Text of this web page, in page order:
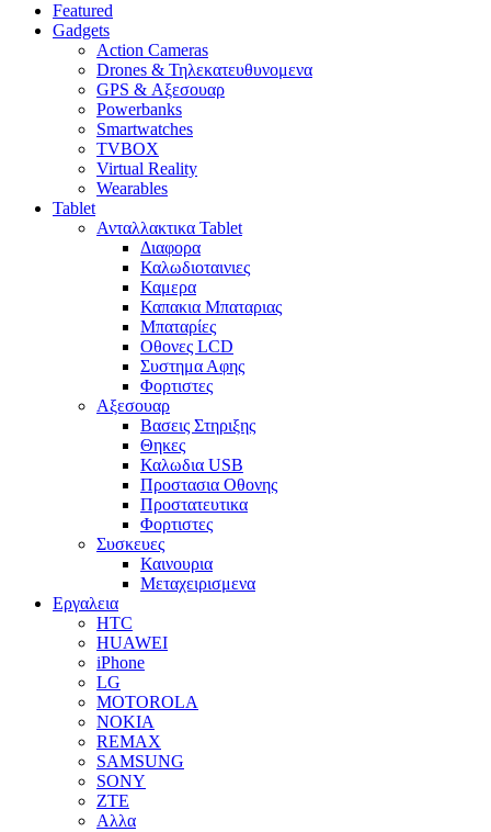
Featured
Gadgets
Action Cameras
Drones & Τηλεκατευθυνομενα
GPS & Αξεσουαρ
Powerbanks
Smartwatches
TVBOX
Virtual Reality
Wearables
Tablet
Ανταλλακτικα Tablet
Διαφορα
Καλωδιοταινιες
Καμερα
Καπακια Μπαταριας
Μπαταρίες
Οθονες LCD
Συστημα Αφης
Φορτιστες
Αξεσουαρ
Βασεις Στηριξης
Θηκες
Καλωδια USB
Προστασια Οθονης
Προστατευτικα
Φορτιστες
Συσκευες
Καινουρια
Μεταχειρισμενα
Εργαλεια
HTC
HUAWEI
iPhone
LG
MOTOROLA
NOKIA
REMAX
SAMSUNG
SONY
ZTE
Αλλα